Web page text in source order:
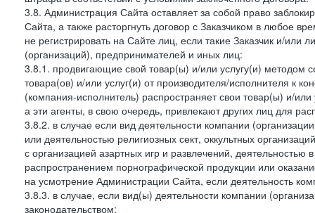
3.8. Администрация Сайта оставляет за собой право
Сайта, а также расторгнуть договор с Заказчиком в любое
не регистрировать на Сайте лиц, если такие Заказчик и/
(организаций), предпринимателей и иных лиц:
3.8.1. продвигающие свой товар(ы) и/или услугу(и) методом
товара(ов) и/или услуг(и) от производителя/исполнителя к
(компания-исполнитель) распространяет свои товар(ы) и/
а эти агенты, в свою очередь, привлекают других лиц для
3.8.2. в случае если вид деятельности компании
или деятельностью религиозных сект, оккультных
с организацией азартных игр и развлечений,
распространением порнографической продукции или
на усмотрение Администрации Сайта, если деятельность
3.8.3. в случае, если вид(ы) деятельности компании
законодательством;